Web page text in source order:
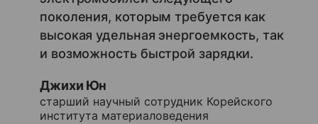
поколения, которым требуется как
высокая удельная энергоемкость, так
и возможность быстрой зарядки.
Джихи Юн
старший научный сотрудник Корейского
института материаловедения